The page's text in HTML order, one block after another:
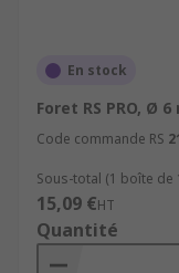
En stock
Foret RS PRO, Ø
Code commande RS
Sous-total (1 boîte de
15,09 €HT
Quantité